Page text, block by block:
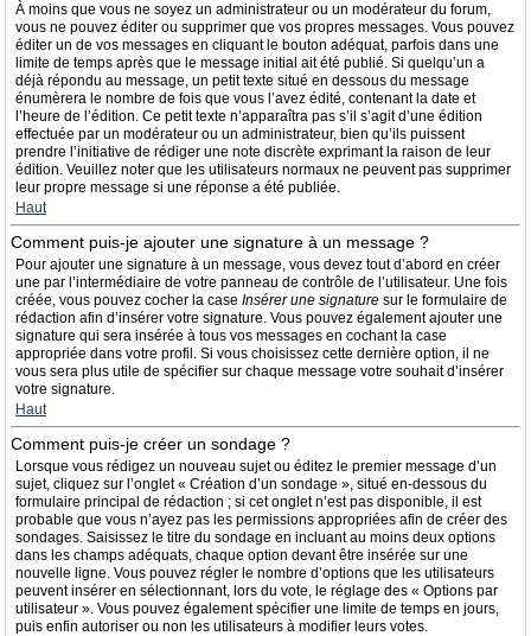
À moins que vous ne soyez un administrateur ou un modérateur du forum,
vous ne pouvez éditer ou supprimer que vos propres messages. Vous pouvez
éditer un de vos messages en cliquant le bouton adéquat, parfois dans une
limite de temps après que le message initial ait été publié. Si quelqu’un a
déjà répondu au message, un petit texte situé en dessous du message
énumèrera le nombre de fois que vous l’avez édité, contenant la date et
l’heure de l’édition. Ce petit texte n’apparaîtra pas s’il s’agit d’une édition
effectuée par un modérateur ou un administrateur, bien qu’ils puissent
prendre l’initiative de rédiger une note discrète exprimant la raison de leur
édition. Veuillez noter que les utilisateurs normaux ne peuvent pas supprimer
leur propre message si une réponse a été publiée.
Haut
Comment puis-je ajouter une signature à un message ?
Pour ajouter une signature à un message, vous devez tout d’abord en créer
une par l’intermédiaire de votre panneau de contrôle de l’utilisateur. Une fois
créée, vous pouvez cocher la case Insérer une signature sur le formulaire de
rédaction afin d’insérer votre signature. Vous pouvez également ajouter une
signature qui sera insérée à tous vos messages en cochant la case
appropriée dans votre profil. Si vous choisissez cette dernière option, il ne
vous sera plus utile de spécifier sur chaque message votre souhait d’insérer
votre signature.
Haut
Comment puis-je créer un sondage ?
Lorsque vous rédigez un nouveau sujet ou éditez le premier message d’un
sujet, cliquez sur l’onglet « Création d’un sondage », situé en-dessous du
formulaire principal de rédaction ; si cet onglet n’est pas disponible, il est
probable que vous n’ayez pas les permissions appropriées afin de créer des
sondages. Saisissez le titre du sondage en incluant au moins deux options
dans les champs adéquats, chaque option devant être insérée sur une
nouvelle ligne. Vous pouvez régler le nombre d’options que les utilisateurs
peuvent insérer en sélectionnant, lors du vote, le réglage des « Options par
utilisateur ». Vous pouvez également spécifier une limite de temps en jours,
puis enfin autoriser ou non les utilisateurs à modifier leurs votes.